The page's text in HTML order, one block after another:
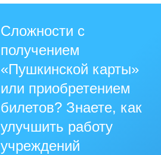
Сложности с
получением
«Пушкинской карты»
или приобретением
билетов? Знаете, как
улучшить работу
учреждений